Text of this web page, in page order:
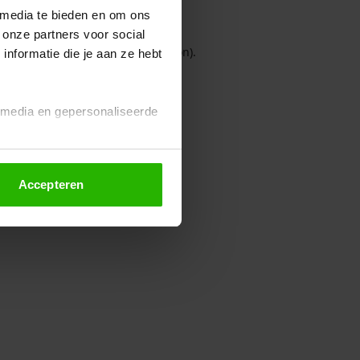
te bieden en om ons
partners voor social
die je aan ze hebt
en gepersonaliseerde
altijd wijzigen of
Accepteren
console for more information).